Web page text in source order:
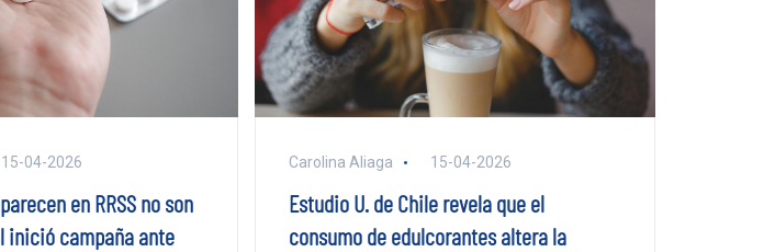
15-04-2026
en RRSS no son
inició campaña ante
Carolina Aliaga 15-04-2026
Estudio U. de Chile revela que el
consumo de edulcorantes altera la